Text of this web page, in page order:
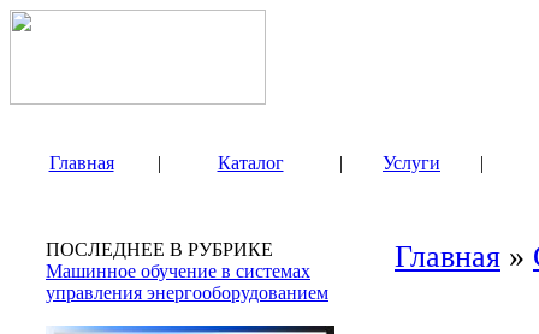
Главная | Каталог | Услуги |
ПОСЛЕДНЕЕ В РУБРИКЕ
Машинное обучение в системах
управления энергооборудованием
Главная »